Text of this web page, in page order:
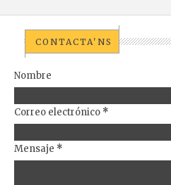
CONTACTA'NS
Nombre
Correo electrónico *
Mensaje *